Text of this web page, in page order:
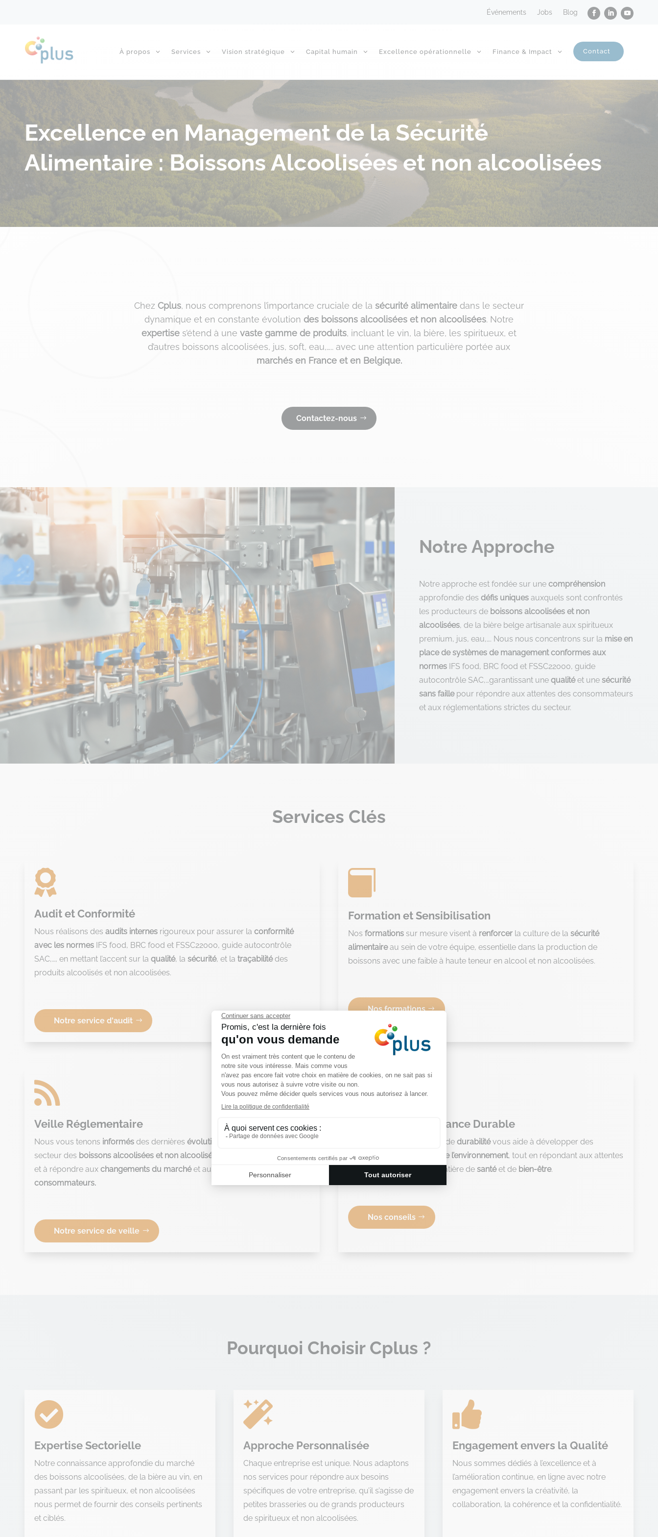
Événements Jobs Blog
À propos Services Vision stratégique Capital humain Excellence opérationnelle Finance & Impact Contact
Excellence en Management de la Sécurité
Alimentaire : Boissons Alcoolisées et non alcoolisées
Chez Cplus, nous comprenons l’importance cruciale de la sécurité alimentaire dans le secteur
dynamique et en constante évolution des boissons alcoolisées et non alcoolisées. Notre
expertise s’étend à une vaste gamme de produits, incluant le vin, la bière, les spiritueux, et
d’autres boissons alcoolisées, jus, soft, eau,….. avec une attention particulière portée aux
marchés en France et en Belgique.
Contactez-nous
Notre Approche
Notre approche est fondée sur unecompréhension
approfondie desdéfis uniques auxquels sont confrontés
les producteurs de boissons alcoolisées et non
alcoolisées, de la bière belge artisanale aux spiritueux
premium, jus, eau,…. Nous nous concentrons sur la mise en
place de systèmes de management conformes aux
normes IFS food, BRC food et FSSC22000, guide
autocontrôle SAC,…garantissant unequalitéet unesécurité
sans faillepour répondre aux attentes des consommateurs
et aux réglementations strictes du secteur.
Services Clés

Audit et Conformité
Nous réalisons des audits internes rigoureux pour assurer la conformité
avec les normes IFS food, BRC food et FSSC22000, guide autocontrôle
SAC,…, en mettant l’accent sur la qualité, la sécurité, et la traçabilitédes
produits alcoolisés et non alcoolisées.
Notre service d'audit

Formation et Sensibilisation
Nos formationssur mesure visent à renforcerla culture de la sécurité
alimentaireau sein de votre équipe, essentielle dans la production de
boissons avec une faible à haute teneur en alcool et non alcoolisées.
Nos formations

Veille Réglementaire
Nous vous tenons informés des dernières évolutions réglementaires
secteur des boissons alcoolisées et non alcoolisées
, vous aidant à anticiper
et à répondre aux changements du marchéet aux
consommateurs.
Notre service de veille

Stratégie de Croissance Durable
en matière de durabilitévous aide à développer des
pratiques respectueuses de l’environnement, tout en répondant aux attentes
des consommateurs en matière de santéet debien-être.
Nos conseils
Pourquoi Choisir Cplus ?

Expertise Sectorielle
Notre connaissance approfondie du marché
des boissons alcoolisées, de la bière au vin, en
passant par les spiritueux, et non alcoolisées
nous permet de fournir des conseils pertinents
et ciblés.

Approche Personnalisée
Chaque entreprise est unique. Nous adaptons
nos services pour répondre aux besoins
spécifiques de votre entreprise, qu’il s’agisse de
petites brasseries ou de grands producteurs
de spiritueux et non alcoolisées.

Engagement envers la Qualité
Nous sommes dédiés à l’excellence et à
l’amélioration continue, en ligne avec notre
engagement envers la créativité, la
collaboration, la cohérence et la confidentialité.